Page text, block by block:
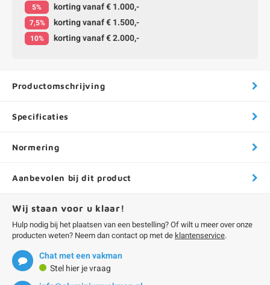
5% korting vanaf € 1.000,-
7,5% korting vanaf € 1.500,-
10% korting vanaf € 2.000,-
Productomschrijving
Specificaties
Normering
Aanbevolen bij dit product
Wij staan voor u klaar!
Hulp nodig bij het plaatsen van een bestelling? Of wilt u meer over onze
producten weten? Neem dan contact op met de klantenservice.
Chat met een vakman
Stel hier je vraag